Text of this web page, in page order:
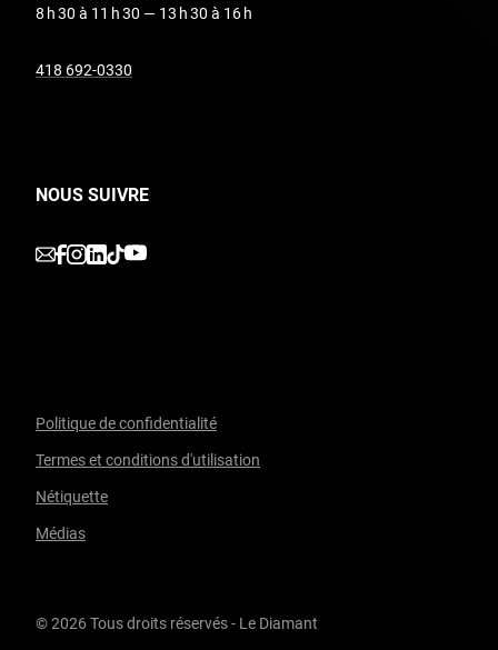
Facebook
undefined
linkedin
undefined
twitter
undefined
Courriel
8 h 30 à 11 h 30 — 13 h 30 à 16 h
418 692-0330
NOUS SUIVRE
undefined
undefined
undefined
undefined
undefined
Politique de confidentialité
Termes et conditions d'utilisation
Nétiquette
Médias
© 2026 Tous droits réservés - Le Diamant